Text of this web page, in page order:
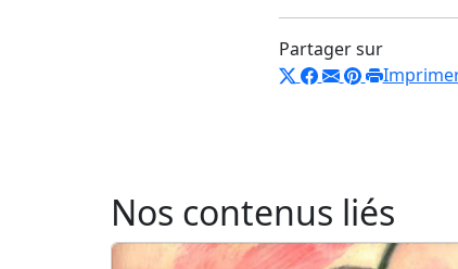
Partager sur
Nos contenus liés